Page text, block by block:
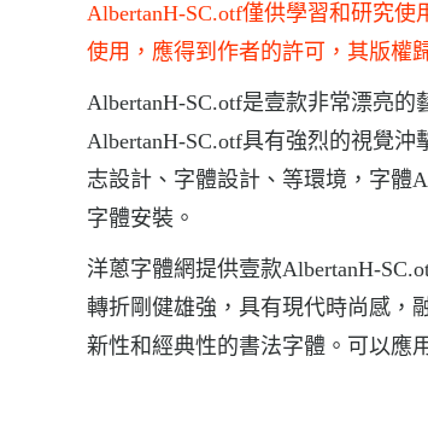
AlbertanH-SC.otf僅供學習和研究
使用，應得到作者的許可，其版權
AlbertanH-SC.otf是壹款非常漂亮的
AlbertanH-SC.otf具有強烈的視覺
志設計、字體設計、等環境，字體
字體安裝。
洋蔥字體網提供壹款AlbertanH-
轉折剛健雄強，具有現代時尚感，
新性和經典性的書法字體。可以應